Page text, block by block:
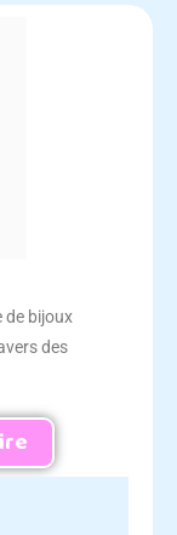
de bijoux
des